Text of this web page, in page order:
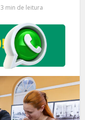
3 min de leitura